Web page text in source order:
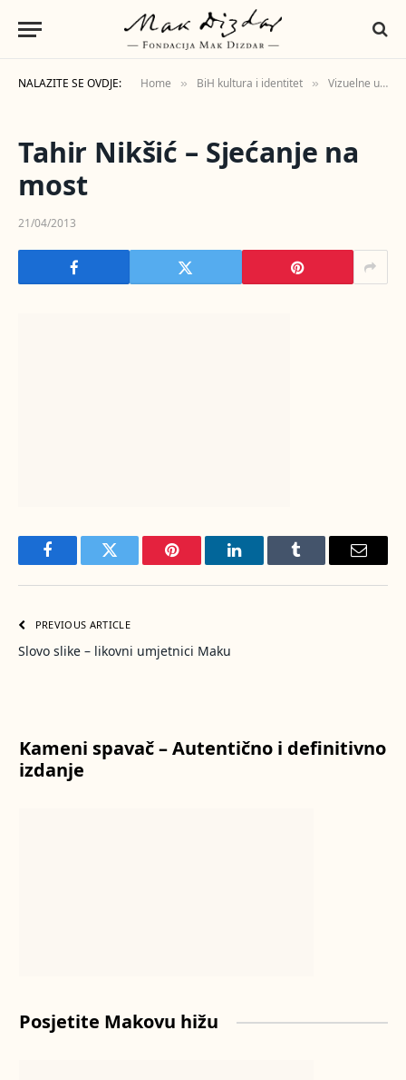
NALAZITE SE OVDJE: Home » BiH kultura i identitet » Vizuelne umjetnosti
Tahir Nikšić – Sjećanje na
most
21/04/2013
FacebookTwitter Pinterest LinkedInTumblr Email
PREVIOUS ARTICLE
Slovo slike – likovni umjetnici Maku
Kameni spavač – Autentično i definitivno
izdanje
Posjetite Makovu hižu